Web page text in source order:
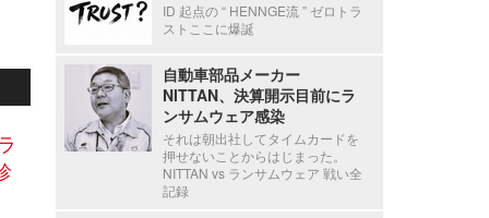
ID 起点の “ HENNGE流 ” ゼロトラ
ストここに爆誕
自動車部品メーカー
NITTAN、決算開示目前にラ
ンサムウェア感染
それは朝出社してタイムカードを
押せないことからはじまった。
NITTAN vs ランサムウェア 戦い全
記録